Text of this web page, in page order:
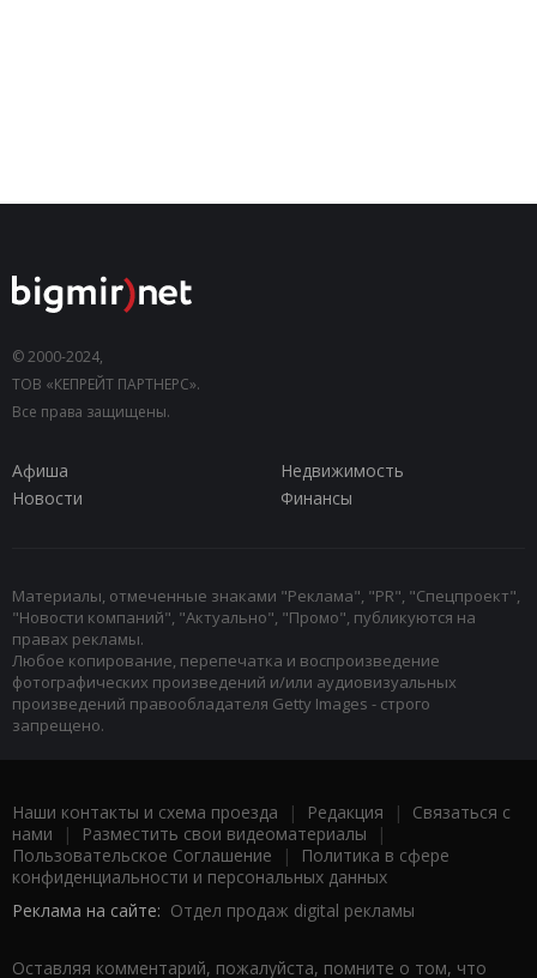
© 2000-2024,
ТОВ «КЕПРЕЙТ ПАРТНЕРС».
Все права защищены.
Афиша
Недвижимость
Новости
Финансы
Материалы, отмеченные знаками "Реклама", "PR", "Спецпроект",
"Новости компаний", "Актуально", "Промо", публикуются на
правах рекламы.
Любое копирование, перепечатка и воспроизведение
фотографических произведений и/или аудиовизуальных
произведений правообладателя Getty Images - строго
запрещено.
Наши контакты и схема проезда | Редакция | Связаться с
нами | Разместить свои видеоматериалы |
Пользовательское Соглашение |
Политика в сфере
конфиденциальности и персональных данных
Реклама на сайте: Отдел продаж digital рекламы
Оставляя комментарий, пожалуйста, помните о том, что